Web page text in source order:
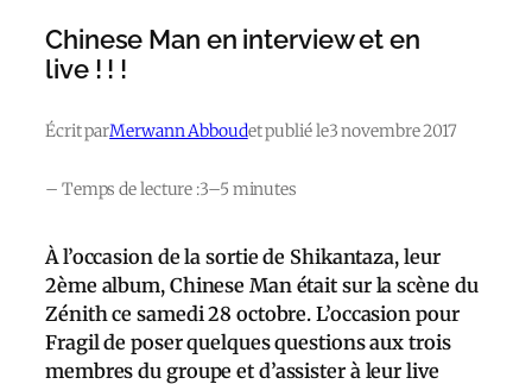
Chinese Man en interview et en
live ! ! !
Écrit parMerwann Abboudet publié le3 novembre 2017
– Temps de lecture :3–5 minutes
À l’occasion de la sortie de Shikantaza, leur
2ème album, Chinese Man était sur la scène du
Zénith ce samedi 28 octobre. L’occasion pour
Fragil de poser quelques questions aux trois
membres du groupe et d’assister à leur live